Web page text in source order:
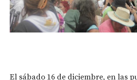
El sábado 16 de diciembre, en las